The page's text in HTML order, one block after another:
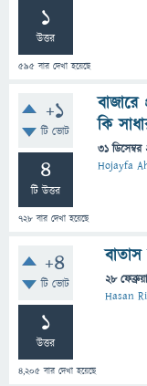
1
উত্তর
595 বার দেখা হয়েছে
+1
টি ভোট
4
টি উত্তর
728 বার দেখা হয়েছে
কি
31
Hojayfa
+4
টি ভোট
1
উত্তর
4,205 বার দেখা হয়েছে
28
Hasan